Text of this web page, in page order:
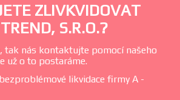
ZLIVKVIDOVAT
S.R.O.?
tak nás kontaktujte pomocí našeho
už o to postaráme.
likvidace firmy A -